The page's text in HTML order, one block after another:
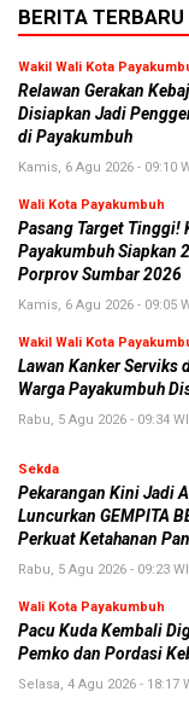
BERITA TERBARU
Wakil Wali Kota
Relawan Gerakan
Disiapkan Jadi
di Payakumbuh
Kamis, 6 Agu 2026 - 09:10
Wali Kota Payakumbuh
Pasang Target Tinggi!
Payakumbuh Siapkan
Porprov Sumbar 2026
Kamis, 6 Agu 2026 - 09:05
Wakil Wali Kota
Lawan Kanker Serviks
Warga Payakumbuh
Rabu, 5 Agu 2026 - 09:34
Sekda
Pekarangan Kini Jadi
Luncurkan GEMPITA
Perkuat Ketahanan
Rabu, 5 Agu 2026 - 09:23
Wali Kota Payakumbuh
Pacu Kuda Kembali
Pemko dan Pordasi
Selasa, 4 Agu 2026 - 18:17